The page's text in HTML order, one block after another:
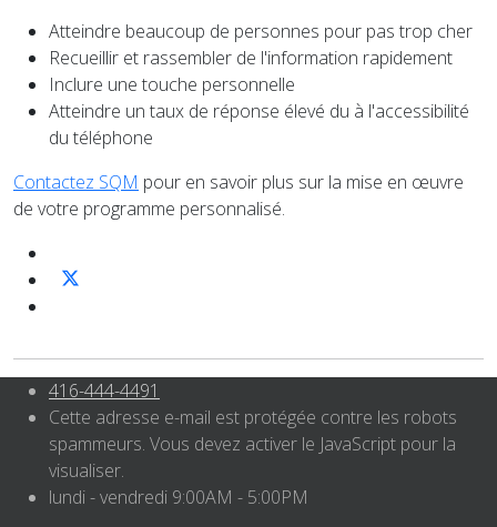
Atteindre beaucoup de personnes pour pas trop cher
Recueillir et rassembler de l'information rapidement
Inclure une touche personnelle
Atteindre un taux de réponse élevé du à l'accessibilité
du téléphone
Contactez SQM pour en savoir plus sur la mise en œuvre
de votre programme personnalisé.
416-444-4491
Cette adresse e-mail est protégée contre les robots
spammeurs. Vous devez activer le JavaScript pour la
visualiser.
lundi - vendredi 9:00AM - 5:00PM